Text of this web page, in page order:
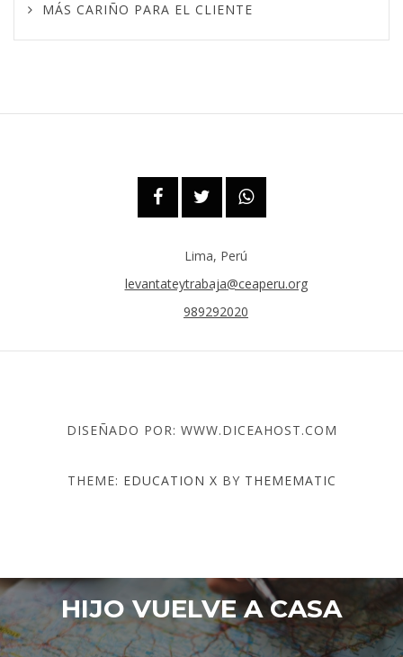
MÁS CARIÑO PARA EL CLIENTE
Lima, Perú
levantateytrabaja@ceaperu.org
989292020
DISEÑADO POR: WWW.DICEAHOST.COM
THEME: EDUCATION X BY THEMEMATIC
HIJO VUELVE A CASA